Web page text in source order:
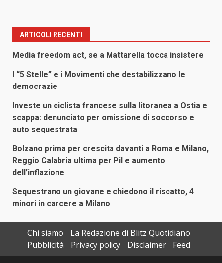
ARTICOLI RECENTI
Media freedom act, se a Mattarella tocca insistere
I “5 Stelle” e i Movimenti che destabilizzano le
democrazie
Investe un ciclista francese sulla litoranea a Ostia e
scappa: denunciato per omissione di soccorso e
auto sequestrata
Bolzano prima per crescita davanti a Roma e Milano,
Reggio Calabria ultima per Pil e aumento
dell’inflazione
Sequestrano un giovane e chiedono il riscatto, 4
minori in carcere a Milano
Chi siamo
La Redazione di Blitz Quotidiano
Pubblicità
Privacy policy Disclaimer
Feed